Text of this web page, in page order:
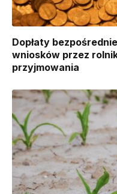
Dopłaty
wniosków przez
przyjmowania